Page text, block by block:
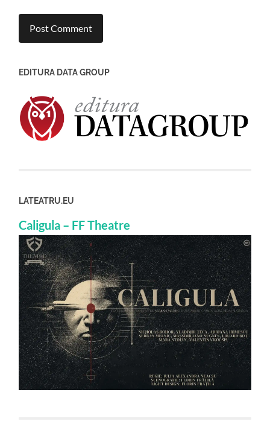
EDITURA DATA GROUP
LATEATRU.EU
Caligula – FF Theatre